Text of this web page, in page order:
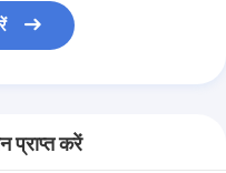
प्राप्त करें